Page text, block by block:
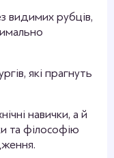
видимих рубців,
які прагнуть
навички, а й
та філософію